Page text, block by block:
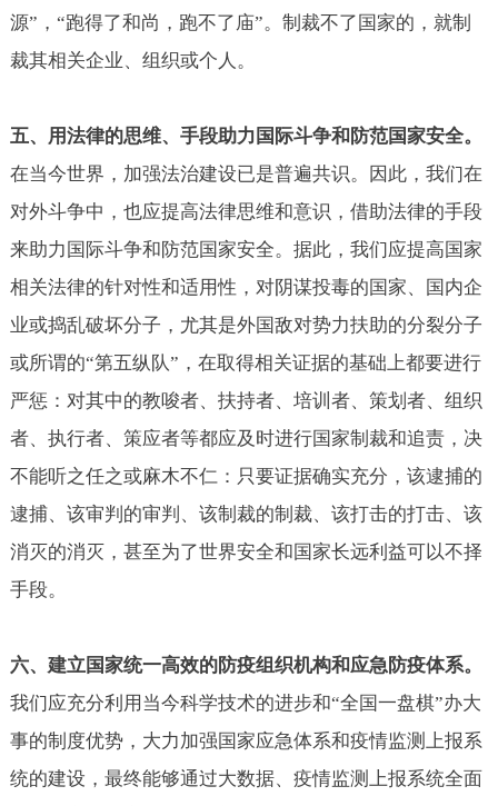
源”，“跑得了和尚，跑不了庙”。制裁不了国家的，就制
裁其相关企业、组织或个人。
五、用法律的思维、手段助力国际斗争和防范国家安全。
在当今世界，加强法治建设已是普遍共识。因此，我们在
对外斗争中，也应提高法律思维和意识，借助法律的手段
来助力国际斗争和防范国家安全。据此，我们应提高国家
相关法律的针对性和适用性，对阴谋投毒的国家、国内企
业或捣乱破坏分子，尤其是外国敌对势力扶助的分裂分子
或所谓的“第五纵队”，在取得相关证据的基础上都要进行
严惩：对其中的教唆者、扶持者、培训者、策划者、组织
者、执行者、策应者等都应及时进行国家制裁和追责，决
不能听之任之或麻木不仁：只要证据确实充分，该逮捕的
逮捕、该审判的审判、该制裁的制裁、该打击的打击、该
消灭的消灭，甚至为了世界安全和国家长远利益可以不择
手段。
六、建立国家统一高效的防疫组织机构和应急防疫体系。
我们应充分利用当今科学技术的进步和“全国一盘棋”办大
事的制度优势，大力加强国家应急体系和疫情监测上报系
统的建设，最终能够通过大数据、疫情监测上报系统全面